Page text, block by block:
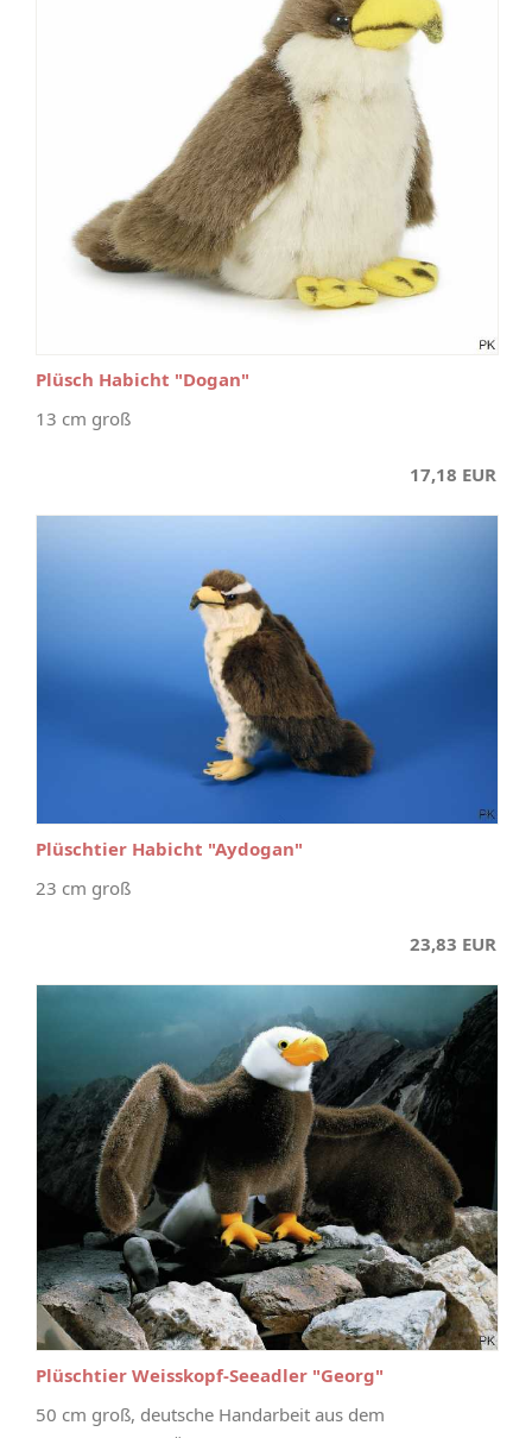
Plüsch Habicht "Dogan"
13 cm groß
17,18 EUR
Plüschtier Habicht "Aydogan"
23 cm groß
23,83 EUR
Plüschtier Weisskopf-Seeadler "Georg"
50 cm groß, deutsche Handarbeit aus dem